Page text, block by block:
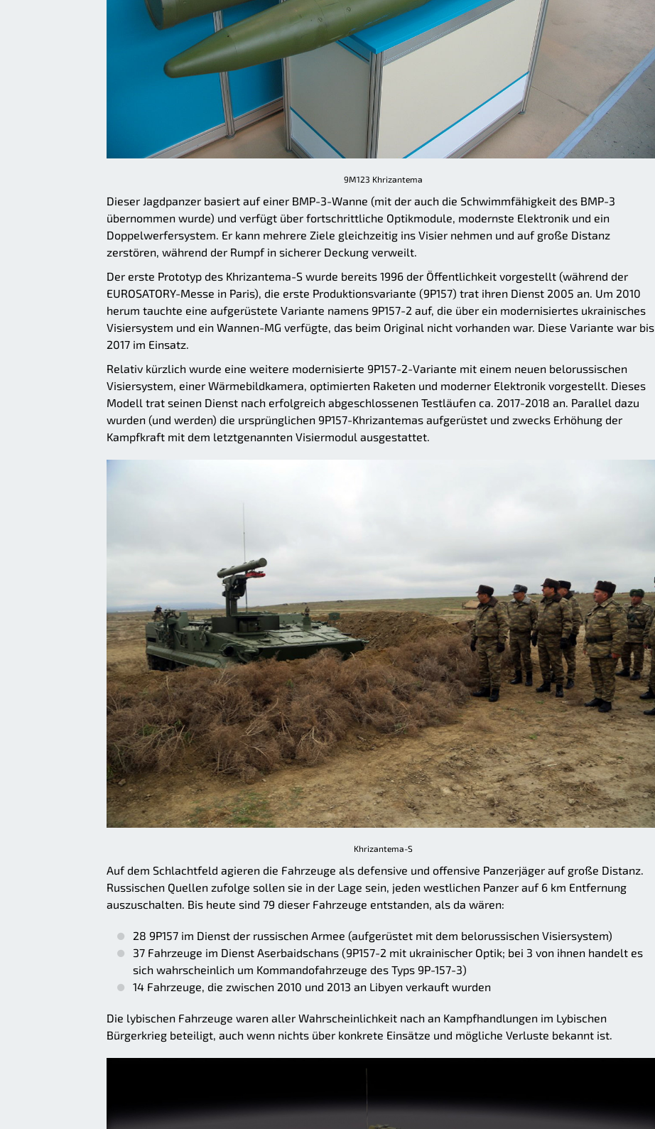
9M123 Khrizantema
Dieser Jagdpanzer basiert auf einer BMP-3-Wanne (mit der auch die Schwimmfähigkeit des BMP-3
übernommen wurde) und verfügt über fortschrittliche Optikmodule, modernste Elektronik und ein
Doppelwerfersystem. Er kann mehrere Ziele gleichzeitig ins Visier nehmen und auf große Distanz
zerstören, während der Rumpf in sicherer Deckung verweilt.
Der erste Prototyp des Khrizantema-S wurde bereits 1996 der Öffentlichkeit vorgestellt (während der
EUROSATORY-Messe in Paris), die erste Produktionsvariante (9P157) trat ihren Dienst 2005 an. Um 2010
herum tauchte eine aufgerüstete Variante namens 9P157-2 auf, die über ein modernisiertes ukrainisches
Visiersystem und ein Wannen-MG verfügte, das beim Original nicht vorhanden war. Diese Variante war bis
2017 im Einsatz.
Relativ kürzlich wurde eine weitere modernisierte 9P157-2-Variante mit einem neuen belorussischen
Visiersystem, einer Wärmebildkamera, optimierten Raketen und moderner Elektronik vorgestellt. Dieses
Modell trat seinen Dienst nach erfolgreich abgeschlossenen Testläufen ca. 2017-2018 an. Parallel dazu
wurden (und werden) die ursprünglichen 9P157-Khrizantemas aufgerüstet und zwecks Erhöhung der
Kampfkraft mit dem letztgenannten Visiermodul ausgestattet.
Khrizantema-S
Auf dem Schlachtfeld agieren die Fahrzeuge als defensive und offensive Panzerjäger auf große Distanz.
Russischen Quellen zufolge sollen sie in der Lage sein, jeden westlichen Panzer auf 6 km Entfernung
auszuschalten. Bis heute sind 79 dieser Fahrzeuge entstanden, als da wären:
28 9P157 im Dienst der russischen Armee (aufgerüstet mit dem belorussischen Visiersystem)
37 Fahrzeuge im Dienst Aserbaidschans (9P157-2 mit ukrainischer Optik; bei 3 von ihnen handelt es
sich wahrscheinlich um Kommandofahrzeuge des Typs 9P-157-3)
14 Fahrzeuge, die zwischen 2010 und 2013 an Libyen verkauft wurden
Die lybischen Fahrzeuge waren aller Wahrscheinlichkeit nach an Kampfhandlungen im Lybischen
Bürgerkrieg beteiligt, auch wenn nichts über konkrete Einsätze und mögliche Verluste bekannt ist.